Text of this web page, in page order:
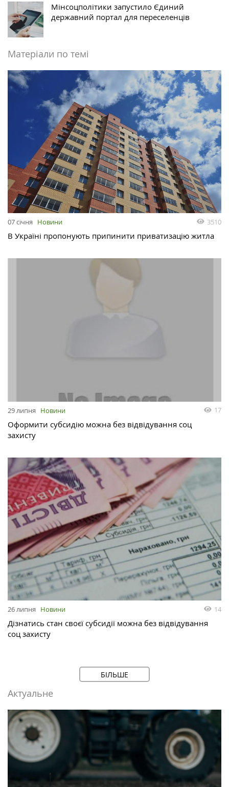
Мінсоцполітики запустило Єдиний
державний портал для переселенців
Матеріали по темі
07 січня Новини 3510
В Україні пропонують припинити приватизацію житла
29 липня Новини 17
Оформити субсидію можна без відвідування соц
захисту
26 липня Новини 14
Дізнатись стан своєї субсидії можна без відвідування
соц захисту
БІЛЬШЕ
Актуальне